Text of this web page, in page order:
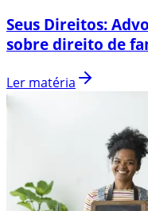
Seus Direitos:
sobre direito de
Ler matéria